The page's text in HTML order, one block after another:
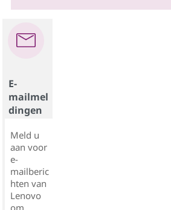
E-
mailmel
dingen
Meld u
aan voor
e-
mailberic
hten van
Lenovo